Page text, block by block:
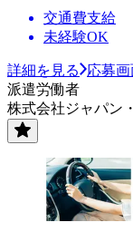
交通費支給
未経験OK
詳細を見る
応募
派遣労働者
株式会社ジャパン